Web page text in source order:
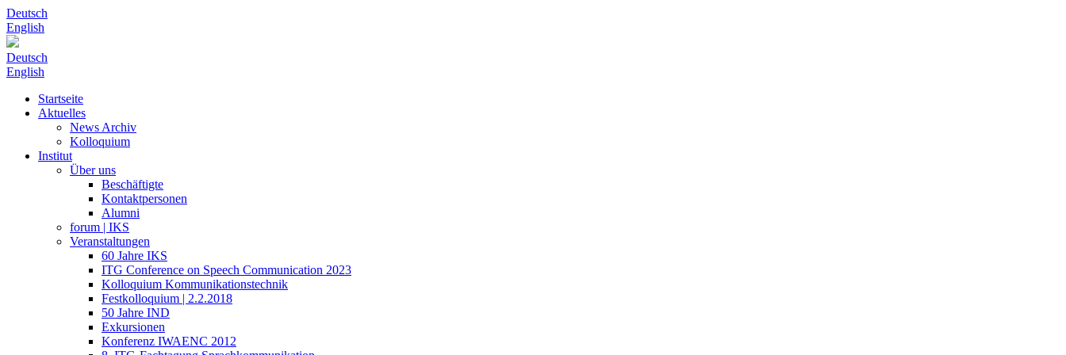
Deutsch
English
Deutsch
English
Startseite
Aktuelles
News Archiv
Kolloquium
Institut
Über uns
Beschäftigte
Kontaktpersonen
Alumni
forum | IKS
Veranstaltungen
60 Jahre IKS
ITG Conference on Speech Communication 2023
Kolloquium Kommunikationstechnik
Festkolloquium | 2.2.2018
50 Jahre IND
Exkursionen
Konferenz IWAENC 2012